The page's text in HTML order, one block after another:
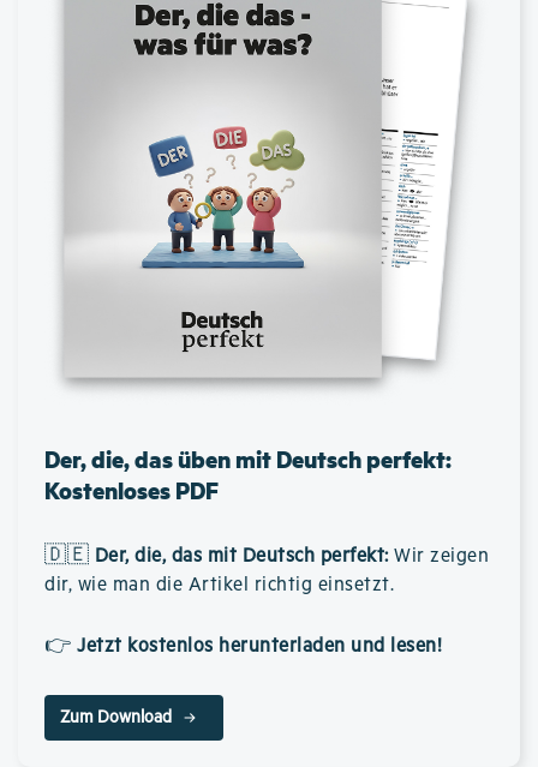
Der, die, das üben mit Deutsch perfekt:
Kostenloses PDF
🇩🇪 Der, die, das mit Deutsch perfekt: Wir zeigen
dir, wie man die Artikel richtig einsetzt.
👉 Jetzt kostenlos herunterladen und lesen!
Zum Download